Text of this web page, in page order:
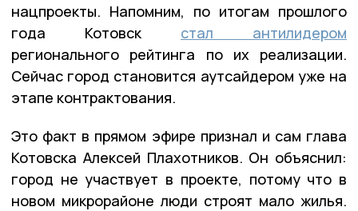
нацпроекты. Напомним, по итогам прошлого
года Котовск стал антилидером
регионального рейтинга по их реализации.
Сейчас город становится аутсайдером уже на
этапе контрактования.
Это факт в прямом эфире признал и сам глава
Котовска Алексей Плахотников. Он объяснил:
город не участвует в проекте, потому что в
новом микрорайоне люди строят мало жилья.